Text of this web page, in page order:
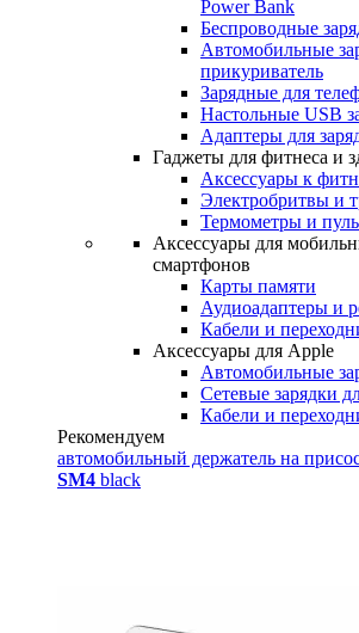
Power Bank
Беспроводные
Автомобильные
прикуриватель
Зарядные для
Настольные USB
Адаптеры для
Гаджеты для фитнеса и
Аксессуары к
Электробритвы и
Термометры и
Аксессуары для
смартфонов
Карты памяти
Аудиоадаптеры и
Кабели и
Аксессуары для Apple
Автомобильные
Сетевые зарядки
Кабели и
Рекомендуем
автомобильный держатель на
SM4 black